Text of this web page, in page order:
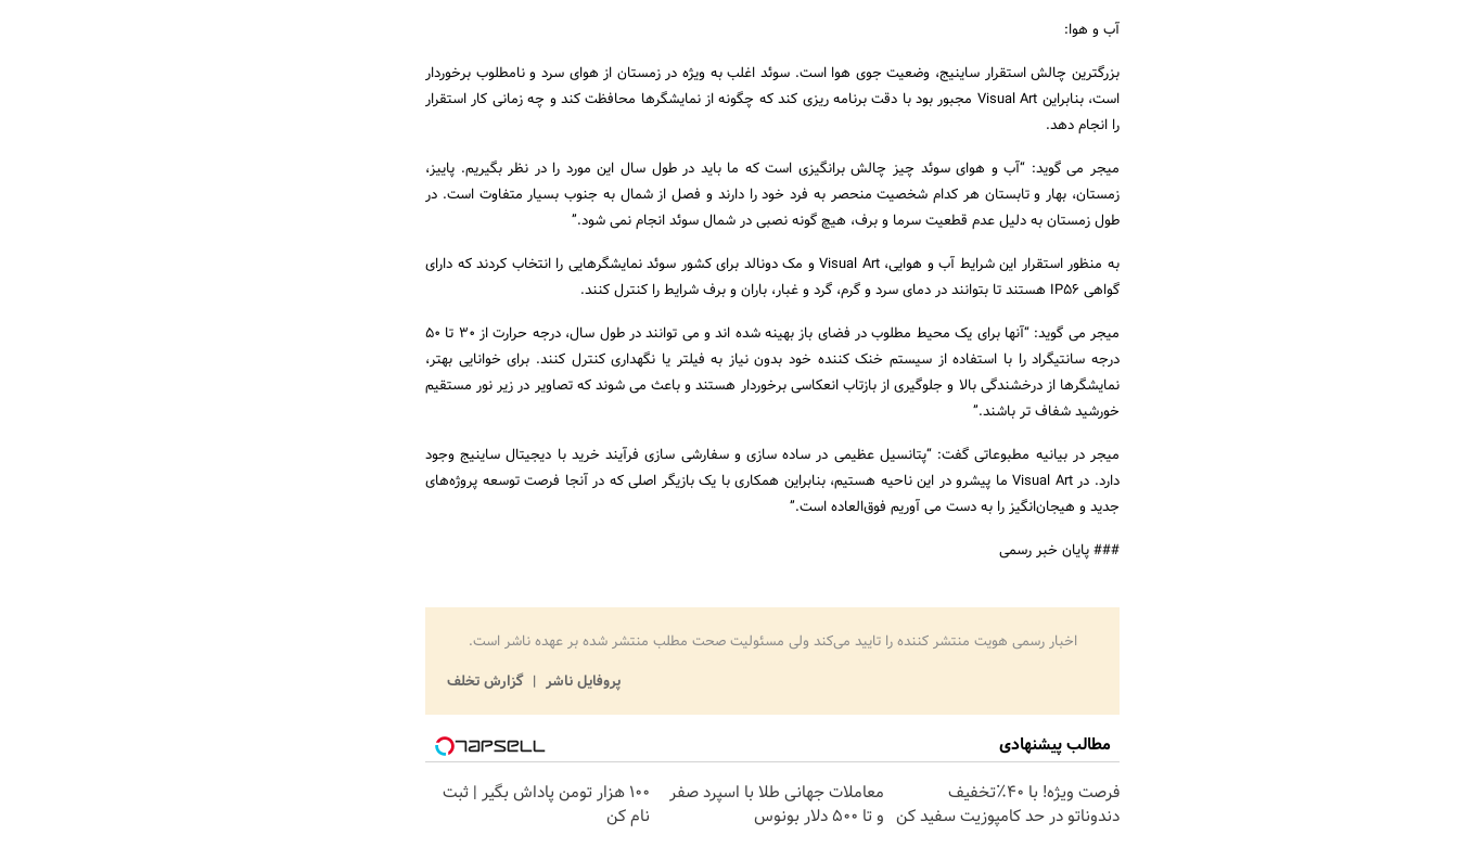
آب و هوا:
بزرگترین چالش استقرار ساینیج، وضعیت جوی هوا است. سوئد اغلب به ویژه در زمستان از هوای سرد و نامطلوب برخوردار
است، بنابراین Visual Art مجبور بود با دقت برنامه ریزی کند که چگونه از نمایشگرها محافظت کند و چه زمانی کار استقرار
را انجام دهد.
میجر می گوید: “آب و هوای سوئد چیز چالش برانگیزی است که ما باید در طول سال این مورد را در نظر بگیریم. پاییز،
زمستان، بهار و تابستان هر کدام شخصیت منحصر به فرد خود را دارند و فصل از شمال به جنوب بسیار متفاوت است. در
طول زمستان به دلیل عدم قطعیت سرما و برف، هیچ گونه نصبی در شمال سوئد انجام نمی شود.”
به منظور استقرار این شرایط آب و هوایی، Visual Art و مک دونالد برای کشور سوئد نمایشگرهایی را انتخاب کردند که دارای
گواهی IP56 هستند تا بتوانند در دمای سرد و گرم، گرد و غبار، باران و برف شرایط را کنترل کنند.
میجر می گوید: “آنها برای یک محیط مطلوب در فضای باز بهینه شده اند و می توانند در طول سال، درجه حرارت از 30 تا 50
درجه سانتیگراد را با استفاده از سیستم خنک کننده خود بدون نیاز به فیلتر یا نگهداری کنترل کنند. برای خوانایی بهتر،
نمایشگرها از درخشندگی بالا و جلوگیری از بازتاب انعکاسی برخوردار هستند و باعث می شوند که تصاویر در زیر نور مستقیم
خورشید شفاف تر باشند.”
میجر در بیانیه مطبوعاتی گفت: “پتانسیل عظیمی در ساده سازی و سفارشی سازی فرآیند خرید با دیجیتال ساینیج وجود
دارد. در Visual Art ما پیشرو در این ناحیه هستیم، بنابراین همکاری با یک بازیگر اصلی که در آنجا فرصت توسعه پروژه‌های
جدید و هیجان‌انگیز را به دست می آوریم فوق‌العاده است.”
### پایان خبر رسمی
اخبار رسمی هویت منتشر کننده را تایید می‌کند ولی مسئولیت صحت مطلب منتشر شده بر عهده ناشر است.
پروفایل ناشر
گزارش تخلف
مطالب پیشنهادی
فرصت ویژه! با 40٪تخفیف
دندوناتو در حد کامپوزیت سفید کن
معاملات جهانی طلا با اسپرد صفر
و تا ۵۰۰ دلار بونوس
100 هزار تومن پاداش بگیر | ثبت
نام کن